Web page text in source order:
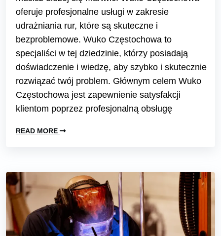
oferuje profesjonalne usługi w zakresie
udrażniania rur, które są skuteczne i
bezproblemowe. Wuko Częstochowa to
specjaliści w tej dziedzinie, którzy posiadają
doświadczenie i wiedzę, aby szybko i skutecznie
rozwiązać twój problem. Głównym celem Wuko
Częstochowa jest zapewnienie satysfakcji
klientom poprzez profesjonalną obsługę
READ MORE